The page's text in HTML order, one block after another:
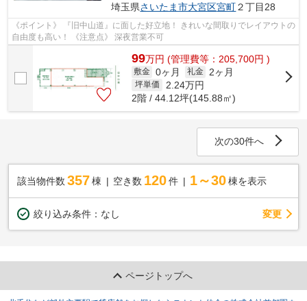
埼玉県さいたま市大宮区宮町２丁目28
《ポイント》 『旧中山道』に面した好立地！ きれいな間取りでレイアウトの
自由度も高い！ 《注意点》 深夜営業不可
99万円 (管理費等：205,700円 )
敷金 0ヶ月 礼金 2ヶ月
坪単価 2.24万円
2階 / 44.12坪(145.88㎡)
次の30件へ
該当物件数 357棟 空き数 120 件 1～30 棟を表示
絞り込み条件： なし 変更
ページトップへ